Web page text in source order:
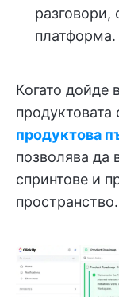
разговори,
платформа.
Когато дойде
продуктовата
продуктова
позволява да
спринтове и
пространство.